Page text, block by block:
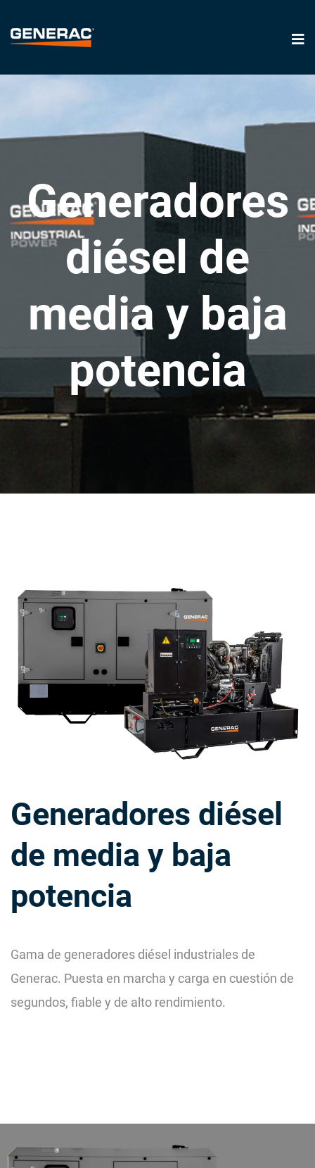
Generadores
diésel de
media y baja
potencia
Generadores diésel
de media y baja
potencia
Gama de generadores diésel industriales de
Generac. Puesta en marcha y carga en cuestión de
segundos, fiable y de alto rendimiento.